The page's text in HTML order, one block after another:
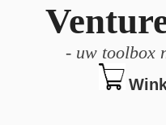
- uw toolbox